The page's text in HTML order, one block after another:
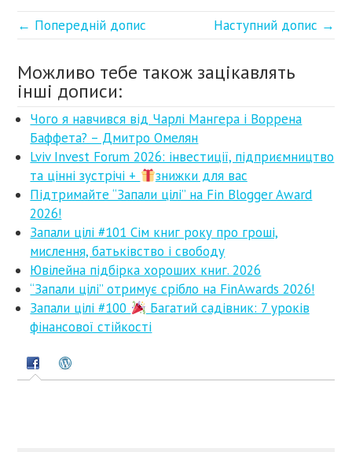
← Попередній допис Наступний допис →
Можливо тебе також зацікавлять
інші дописи:
Чого я навчився від Чарлі Мангера і Воррена
Баффета? – Дмитро Омелян
Lviv Invest Forum 2026: інвестиції, підприємництво
та цінні зустрічі +
знижки для вас
Підтримайте “Запали цілі” на Fin Blogger Award
2026!
Запали цілі #101 Сім книг року про гроші,
мислення, батьківство і свободу
Ювілейна підбірка хороших книг. 2026
“Запали цілі” отримує срібло на FinAwards 2026!
Запали цілі #100
Багатий садівник: 7 уроків
фінансової стійкості